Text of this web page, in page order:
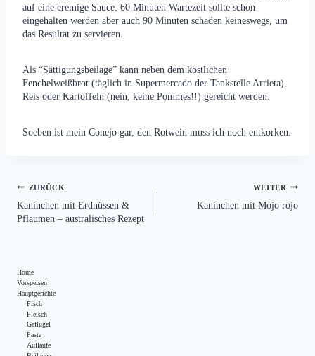
auf eine cremige Sauce. 60 Minuten Wartezeit sollte schon
eingehalten werden aber auch 90 Minuten schaden keineswegs, um
das Resultat zu servieren.
Als “Sättigungsbeilage” kann neben dem köstlichen
Fenchelweißbrot (täglich in Supermercado der Tankstelle Arrieta),
Reis oder Kartoffeln (nein, keine Pommes!!) gereicht werden.
Soeben ist mein Conejo gar, den Rotwein muss ich noch entkorken.
Beitragsnavigation
ZURÜCK
Kaninchen mit Erdnüssen &
Pflaumen – australisches Rezept
WEITER
Kaninchen mit Mojo rojo
Home
Vorspeisen
Hauptgerichte
Fisch
Fleisch
Geflügel
Pasta
Aufläufe